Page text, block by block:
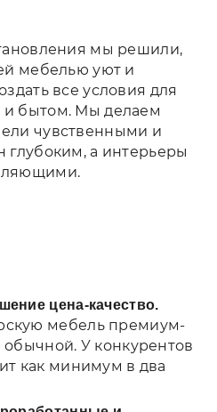
мы решили,
мебелью уют и
все условия для
бытом. Мы делаем
чувственными и
глубоким, а интерьеры
цена-качество.
мебель премиум-
обычной. У конкурентов
как минимум в два